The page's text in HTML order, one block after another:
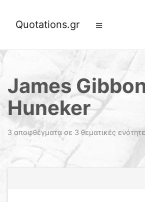
Quotations.gr
James
Huneker
3 αποφθέγματα σε 3 θεματικές